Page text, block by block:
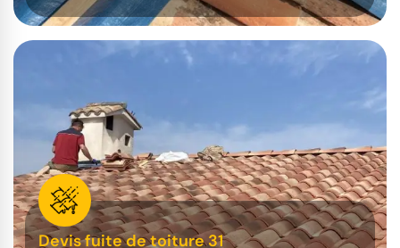
Devis fuite de toiture 31